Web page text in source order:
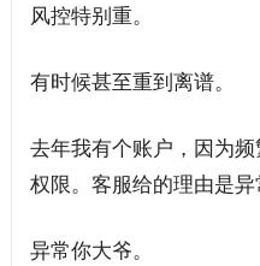
风控特别重。
有时候甚至重到离谱。
去年我有个账户，因为
权限。客服给的理由是异
异常你大爷。